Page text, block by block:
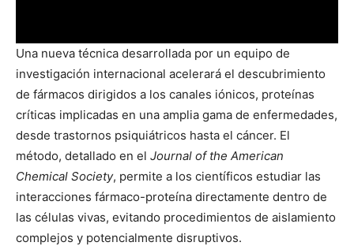
Una nueva técnica desarrollada por un equipo de
investigación internacional acelerará el descubrimiento
de fármacos dirigidos a los canales iónicos, proteínas
críticas implicadas en una amplia gama de enfermedades,
desde trastornos psiquiátricos hasta el cáncer. El
método, detallado en el Journal of the American
Chemical Society, permite a los científicos estudiar las
interacciones fármaco-proteína directamente dentro de
las células vivas, evitando procedimientos de aislamiento
complejos y potencialmente disruptivos.